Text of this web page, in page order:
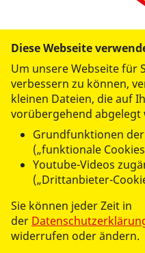
Telefonzentrale
Tel.: 0911/94979-0
info@asb-
Diese Webseite
Um unsere Webseite für
verbessern zu können,
kleinen Dateien, die auf
vorübergehend abgelegt
Grundfunktionen
(„funktionale
Youtube-Videos
(„Drittanbieter-
Sie können jeder Zeit in
der
widerrufen oder ändern.